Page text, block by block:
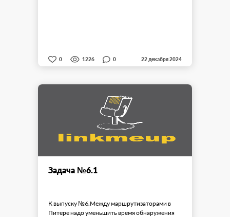
0 1226 0 22 декабря 2024
Задача №6.1
К выпуску №6.Между маршрутизаторами в
Питере надо уменьшить время обнаружения